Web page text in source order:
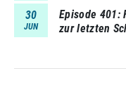
30
JUN
Episode 401
zur letzten